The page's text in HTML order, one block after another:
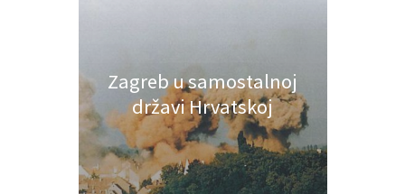
Zagreb u samostalnoj
državi Hrvatskoj